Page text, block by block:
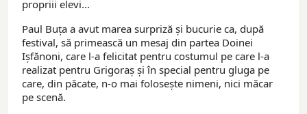
propriii elevi...
Paul Buța a avut marea surpriză și bucurie ca, după
festival, să primească un mesaj din partea Doinei
Ișfănoni, care l-a felicitat pentru costumul pe care l-a
realizat pentru Grigoraș și în special pentru gluga pe
care, din păcate, n-o mai folosește nimeni, nici măcar
pe scenă.